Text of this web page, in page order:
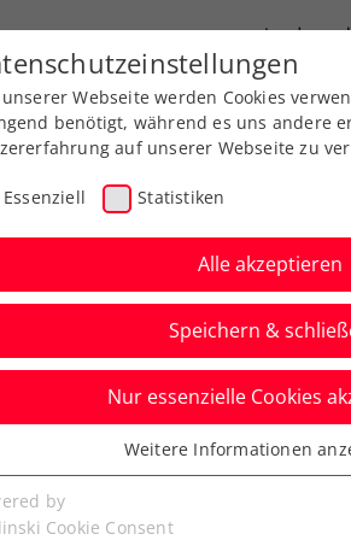
Ausbildung Services
Junior
für Rabl &
Webseite werden Cookies
benötigt, während es uns andere
auf unserer Webseite zu
Essenziell Statistiken
Alle akzeptieren
Speichern &
Nur essenzielle Cookies
Cookies werden für
benötigt. Dadurch ist
Weitere Informationen
by
Cookie Consent